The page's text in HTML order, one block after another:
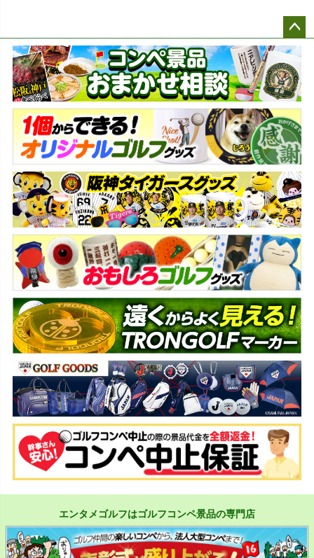
ペー
ジト
ップ
へ
エンタメゴルフはゴルフコンペ景品の専門店